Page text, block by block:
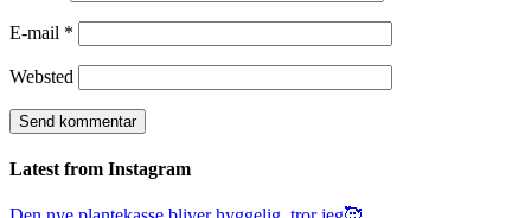
E-mail *
Websted
Latest from Instagram